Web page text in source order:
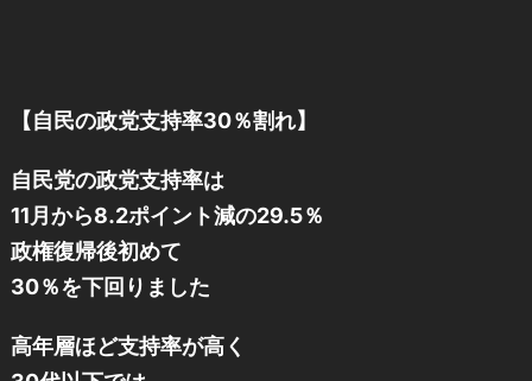
【自民の政党支持率30％割れ】
自民党の政党支持率は
11月から8.2ポイント減の29.5％
政権復帰後初めて
30％を下回りました
高年層ほど支持率が高く